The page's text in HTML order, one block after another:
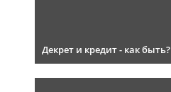
Декрет и кредит - как быть?